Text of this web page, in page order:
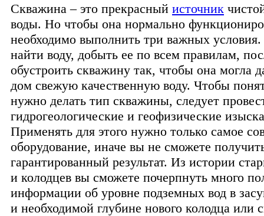
Скважина – это прекрасный источник
воды. Но чтобы она нормально
необходимо выполнить три важных
найти воду, добыть ее по всем правилам,
обустроить скважину так, чтобы она могла
дом свежую качественную воду. Чтобы
нужно делать тип скважины, следует
гидрогеологические и геофизические
Применять для этого нужно только самое
оборудование, иначе вы не сможете
гарантированный результат. Из истории
и колодцев вы сможете почерпнуть много
информации об уровне подземных вод в
и необходимой глубине нового колодца или